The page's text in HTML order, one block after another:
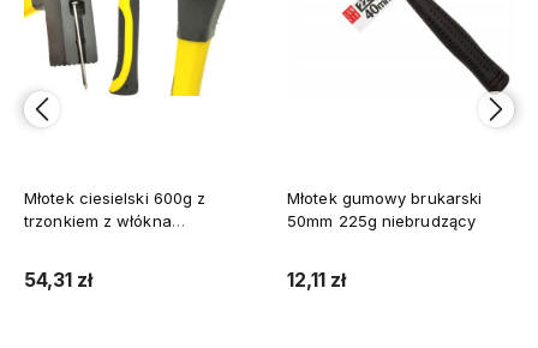
Młotek ciesielski 600g z
trzonkiem z włókna
54,31 zł
Młotek gumowy brukarski
50mm 225g niebrudzący
12,11 zł